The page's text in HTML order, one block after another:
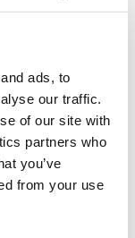
ads, to
our traffic.
of our site with
partners who
you’ve
from your use
Airport:
2026!